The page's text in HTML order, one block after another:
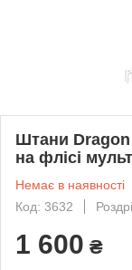
Штани
на флісі
Немає в наявності
Код: 3632
1 600 ₴